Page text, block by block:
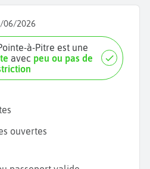
06/2026
avec peu ou pas de
ouvertes